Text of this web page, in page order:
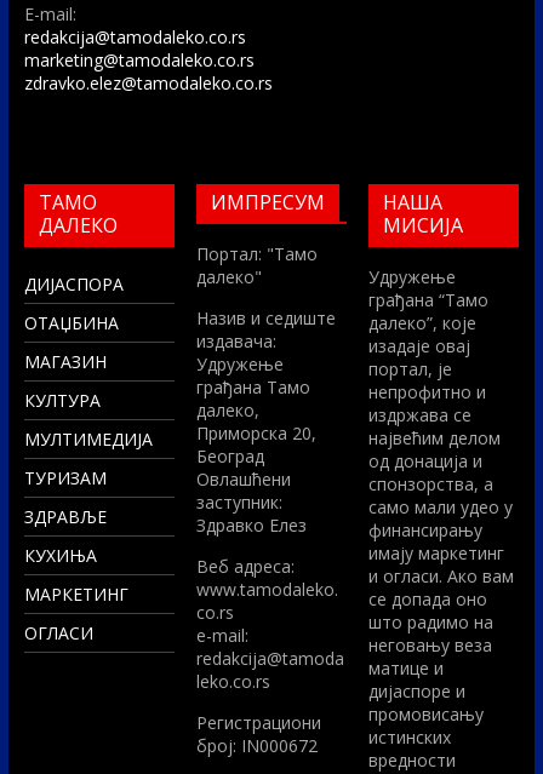
E-mail:
redakcija@tamodaleko.co.rs
marketing@tamodaleko.co.rs
zdravko.elez@tamodaleko.co.rs
ТАМО
ДАЛЕКО
ДИЈАСПОРА
ОТАЏБИНА
МАГАЗИН
КУЛТУРА
МУЛТИМЕДИЈА
ТУРИЗАМ
ЗДРАВЉЕ
КУХИЊА
МАРКЕТИНГ
ОГЛАСИ
ИМПРЕСУМ
Портал: "Тамо
далеко"
Назив и седиште
издавача:
Удружење
грађана Тамо
далеко,
Приморска 20,
Београд
Овлашћени
заступник:
Здравко Елез
Вeб адреса:
www.tamodaleko.
co.rs
e-mail:
redakcija@tamoda
leko.co.rs
Регистрациони
број: IN000672
НАША
МИСИЈА
Удружење
грађана “Тамо
далеко”, које
изадаје овај
портал, је
непрофитно и
издржава се
највећим делом
од донација и
спонзорства, а
само мали удео у
финансирању
имају маркетинг
и огласи. Ако вам
се допада оно
што радимо на
неговању веза
матице и
дијаспоре и
промовисању
истинских
вредности